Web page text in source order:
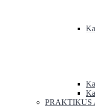
PRAKTIKUS